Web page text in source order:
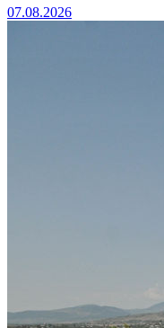
07.08.2026